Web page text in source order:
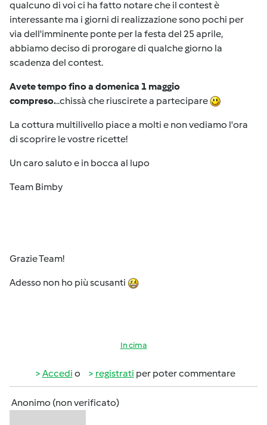
qualcuno di voi ci ha fatto notare che il contest è
interessante ma i giorni di realizzazione sono pochi per
via dell'imminente ponte per la festa del 25 aprile,
abbiamo deciso di prorogare di qualche giorno la
scadenza del contest.
Avete tempo fino a domenica 1 maggio
compreso...chissà che riuscirete a partecipare
La cottura multilivello piace a molti e non vediamo l'ora
di scoprire le vostre ricette!
Un caro saluto e in bocca al lupo
Team Bimby
Grazie Team!
Adesso non ho più scusanti
In cima
Accedi o registrati per poter commentare
Anonimo (non verificato)